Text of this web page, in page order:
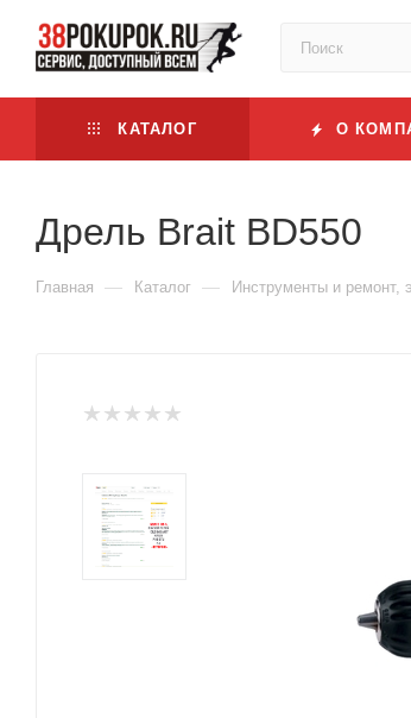
КАТАЛОГ О
Дрель Brait BD550
Главная — Каталог — Инструменты и ремонт,